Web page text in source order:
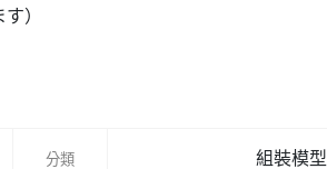
）
分類 組裝模型